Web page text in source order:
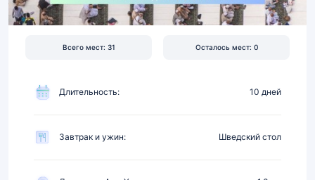
Всего мест: 31 Осталось мест: 0
Длительность: 10 дней
Завтрак и ужин: Шведский стол
в
1.3
питание